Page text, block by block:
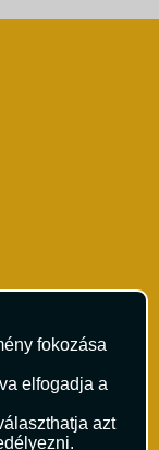
fokozása
elfogadja a
azt